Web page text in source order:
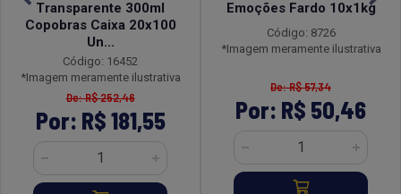
Transparente 300ml
Copobras Caixa 20x100
Un...
Código: 16452
*Imagem meramente ilustrativa
De: R$ 252,46
Por: R$ 181,55
Emoções Fardo 10x1kg
Código: 8726
*Imagem meramente ilustrativa
De: R$ 57,34
Por: R$ 50,46